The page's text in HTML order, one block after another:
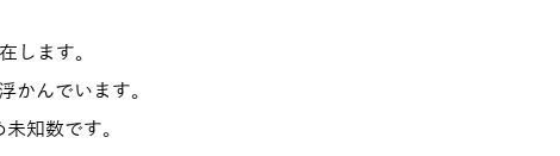
します。
かんでいます。
知数です。